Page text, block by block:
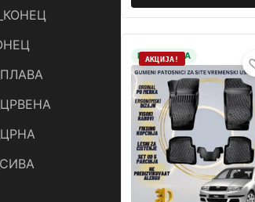
НА ЗАЛИХА
АКЦИЈА!